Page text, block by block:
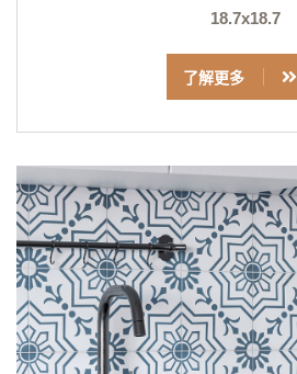
18.7x18.7
了解更多